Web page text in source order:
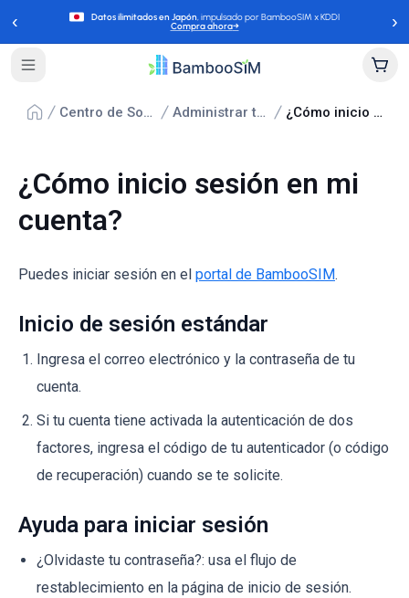
‹ Datos ilimitados en Japón, impulsado por BambooSIM x KDDI
Compra ahora→ ›
Centro de Soporte Administrar tu cuenta ¿Cómo inicio sesión en mi cuenta?
¿Cómo inicio sesión en mi
cuenta?
Puedes iniciar sesión en el portal de BambooSIM.
Inicio de sesión estándar
Ingresa el correo electrónico y la contraseña de tu
cuenta.
Si tu cuenta tiene activada la autenticación de dos
factores, ingresa el código de tu autenticador (o código
de recuperación) cuando se te solicite.
Ayuda para iniciar sesión
¿Olvidaste tu contraseña?: usa el flujo de
restablecimiento en la página de inicio de sesión.